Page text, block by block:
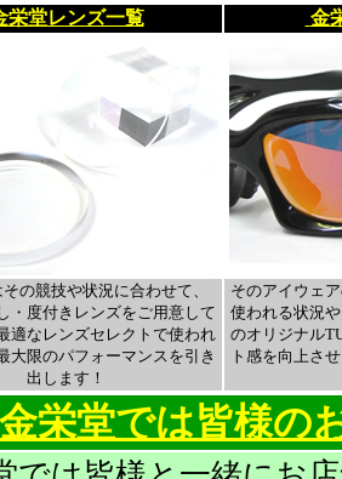
栄堂レンズ一覧 金
の競技や状況に合わせて、
・度付きレンズをご用意して
適なレンズセレクトで使われ
大限のパフォーマンスを引き
出します！
そのアイウェ
使われる状況
のオリジナル
ト感を向上さ
金栄堂では皆様の